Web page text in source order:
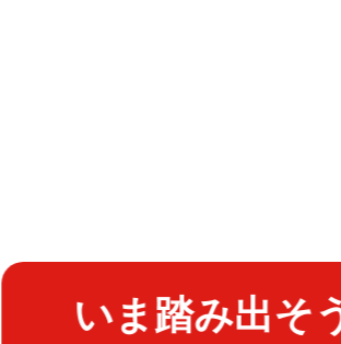
いま踏み出そう!